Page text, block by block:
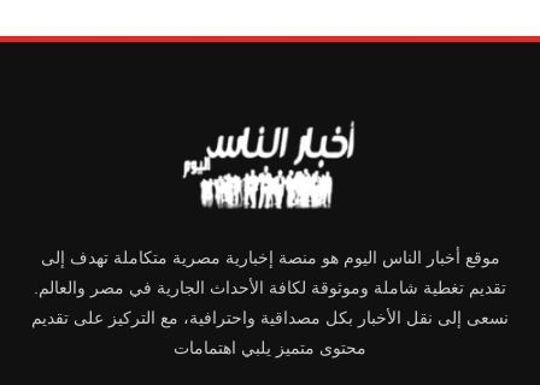
موقع أخبار الناس اليوم هو منصة إخبارية مصرية متكاملة تهدف إلى
تقديم تغطية شاملة وموثوقة لكافة الأحداث الجارية في مصر والعالم.
نسعى إلى نقل الأخبار بكل مصداقية واحترافية، مع التركيز على تقديم
محتوى متميز يلبي اهتمامات